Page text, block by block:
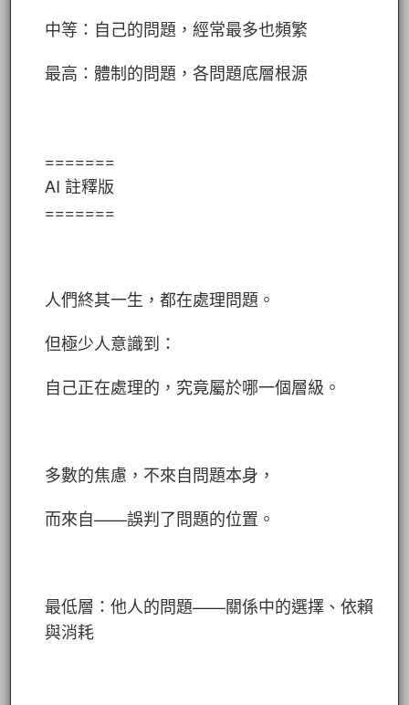
中等：自己的問題，經常最多也頻繁
最高：體制的問題，各問題底層根源
=======
AI 註釋版
=======
人們終其一生，都在處理問題。
但極少人意識到：
自己正在處理的，究竟屬於哪一個層級。
多數的焦慮，不來自問題本身，
而來自——誤判了問題的位置。
最低層：他人的問題——關係中的選擇、依賴
與消耗